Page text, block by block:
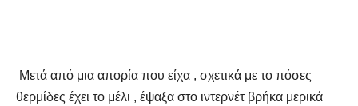
Μετά από μια απορία που είχα , σχετικά με το πόσες
θερμίδες έχει το μέλι , έψαξα στο ιντερνέτ βρήκα μερικά